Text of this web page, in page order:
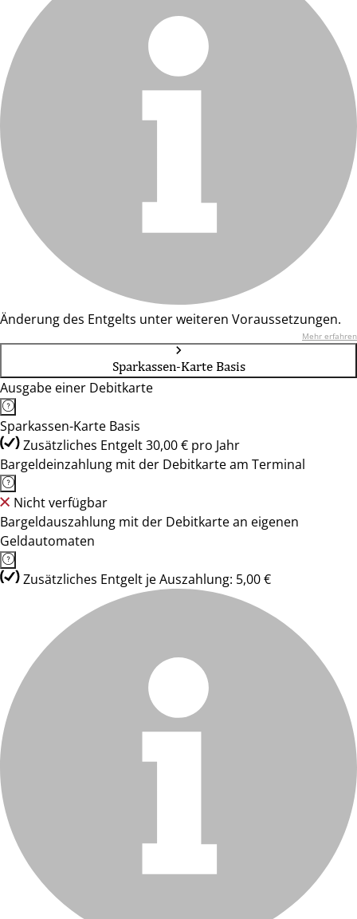
Änderung des Entgelts unter weiteren Voraussetzungen.
Mehr erfahren
Sparkassen-Karte Basis
Ausgabe einer Debitkarte
Sparkassen-Karte Basis
Zusätzliches Entgelt 30,00 € pro Jahr
Bargeldeinzahlung mit der Debitkarte am Terminal
Nicht verfügbar
Bargeldauszahlung mit der Debitkarte an eigenen
Geldautomaten
Zusätzliches Entgelt je Auszahlung: 5,00 €